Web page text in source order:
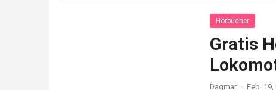
Hörbücher
Gratis
Dagmar · Feb. 19,